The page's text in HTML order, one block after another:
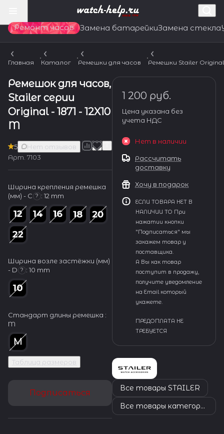
Ремонт часов Замена батарейкиЗамена стекла
Главная Каталог Ремешки для часов Ремешки Stailer Original
Ремешок для часов,
Stailer серии
Original - 1871 - 12X10
M
5
Нет отзывов
Арт. 7103
Ширина крепления ремешка
(мм) - С ? : 12 mm
Ширина возле застёжки (мм)
- D ? : 10 mm
Стандарт длины ремешка :
M
Таблица размеров
Подписаться
1 200 руб.
Цена указана без
учета НДС
Нет в наличии
Рассчитать
доставку
Хочу в подарок
ЕСЛИ ТОВАРА НЕТ В
НАЛИЧИИ ТО При
нажатии кнопки
"Подписаться" мы
закажем товар у
поставщика.
А Вы как товар
поступит в продажу,
получите уведомление
на Email который
укажете.
ПРЕДОПЛАТА НЕ
ТРЕБУЕТСЯ
Все товары STAILER
Все товары категории